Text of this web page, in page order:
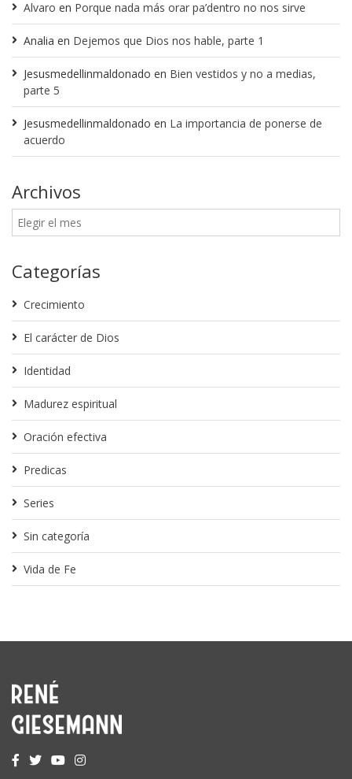
Alvaro en Porque nada más orar pa’dentro no nos sirve
Analia en Dejemos que Dios nos hable, parte 1
Jesusmedellinmaldonado en Bien vestidos y no a medias,
parte 5
Jesusmedellinmaldonado en La importancia de ponerse de
acuerdo
Archivos
Categorías
Crecimiento
El carácter de Dios
Identidad
Madurez espiritual
Oración efectiva
Predicas
Series
Sin categoría
Vida de Fe